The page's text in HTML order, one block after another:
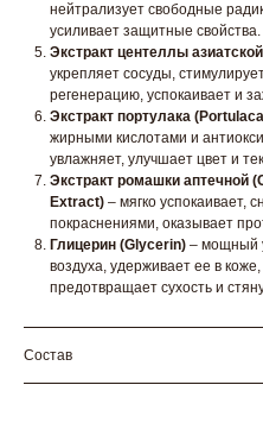
нейтрализует свободные
усиливает защитные свойства.
Экстракт центеллы
укрепляет сосуды,
регенерацию, успокаивает и
Экcтракт портулака
жирными кислотами и
увлажняет, улучшает цвет и
Экстракт ромашки аптечной
Extract) – мягко успокаивает,
покраснениями, оказывает
Глицерин (Glycerin) – мощный
воздуха, удерживает ее в
предотвращает сухость и
Состав